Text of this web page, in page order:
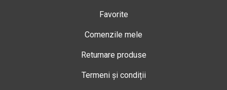
Favorite
Comenzile mele
Returnare produse
Termeni și condiții